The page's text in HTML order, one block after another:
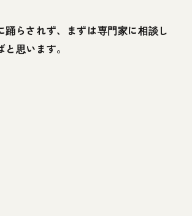
踊らされず、まずは専門家に相談し
思います。